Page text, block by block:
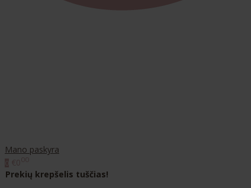
Mano paskyra
Prekių krepšelis tuščias!